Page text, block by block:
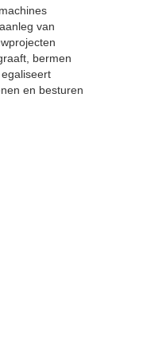
van
bermen
en besturen